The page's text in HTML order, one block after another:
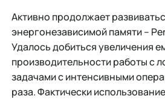
Активно продолжает
энергонезависимой памяти –
Удалось добиться увеличения
производительности работы с
задачами с интенсивными
раза. Фактически